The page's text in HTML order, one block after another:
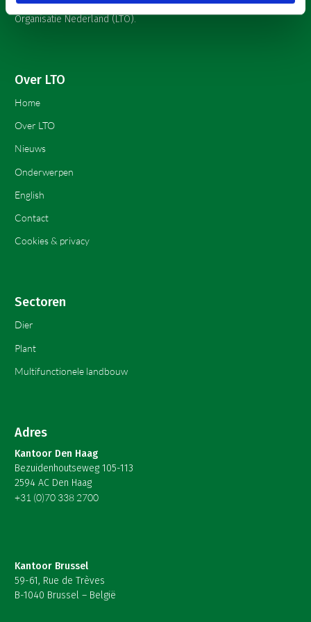
voor een sector met meerwaarde. Dat is Land- en Tuinbouw
Organisatie Nederland (LTO).
Over LTO
Home
Over LTO
Nieuws
Onderwerpen
English
Contact
Cookies & privacy
Sectoren
Dier
Plant
Multifunctionele landbouw
Adres
Kantoor Den Haag
Bezuidenhoutseweg 105-113
2594 AC Den Haag
+31 (0)70 338 2700
Kantoor Brussel
59-61, Rue de Trèves
B-1040 Brussel – België